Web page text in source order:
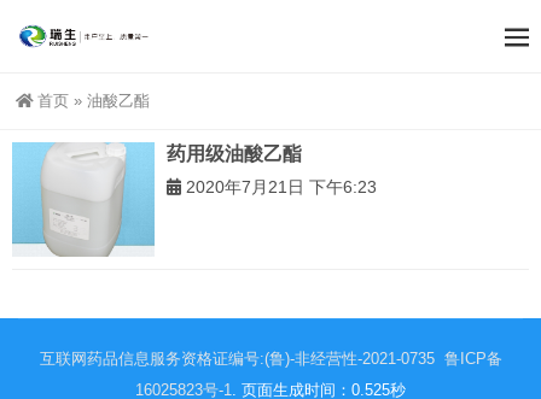
首页 » 油酸乙酯
药用级油酸乙酯
2020年7月21日 下午6:23
互联网药品信息服务资格证编号:(鲁)-非经营性-2021-0735 鲁ICP备
16025823号-1. 页面生成时间：0.525秒